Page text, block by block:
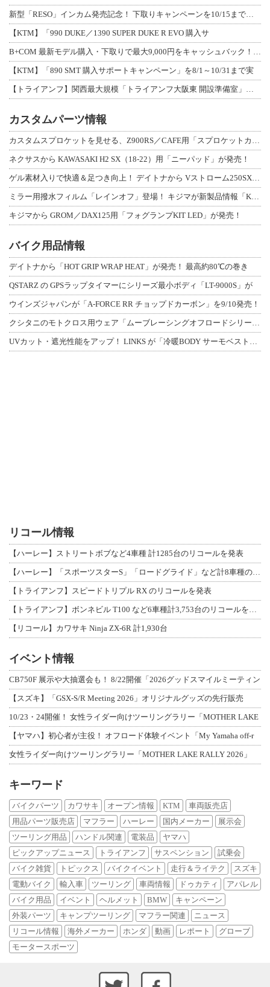
【KTM】「990 DUKE／1390 SUPER DUKE R EVO 購入サ
【KTM】「890 SMT 購入サポートキャンペーン」を8/1～10/31まで実
カスタムパーツ情報
ネクサスから KAWASAKI H2 SX（18-22）用「ニーパッド」が発売！
キジマから GROM／DAX125用「フォグランプKIT LED」が発売！
バイク用品情報
デイトナから「HOT GRIP WRAP HEAT」が発売！ 最高約80℃の巻き
QSTARZ の GPSラップタイマーにシリーズ最小ボディ「LT-9000S」が
ウインズジャパンが「A-FORCE RR チョップドカーボン」を9/10発売！
リコール情報
【ハーレー】ストリートボブなど4車種 計1285台のリコールを発表
【トライアンフ】スピードトリプル RX のリコールを発表
【リコール】カワサキ Ninja ZX-6R 計1,930台
イベント情報
CB750F 展示や大抽選会も！ 8/22開催「2026グッドスマイルミーティン
【スズキ】「GSX-S/R Meeting 2026」オリジナルグッズの先行販売
10/23・24開催！ 女性ライダー向けツーリングラリー「MOTHER LAKE
【ヤマハ】初心者が主役！ オフロード体験イベント「My Yamaha off-r
女性ライダー向けツーリングラリー「MOTHER LAKE RALLY 2026」
キーワード
バイクパーツ カワサキ オープン情報 KTM
車両販売店
用品パーツ販売店
マフラー ハーレー 国内メーカー
展示会
ツーリング用品
ハンドル関連 電装品
ヤマハ
ピックアップニュース
トライアンフ サスペンション
試乗会
バイク雑貨
トピックス バイクイベント 走行＆ライテク
スズキ
電動バイク
輸入車 ツーリング 車両情報 ドゥカティ
アパレル
バイク用品
イベント ヘルメット BMW
キャンペーン
外装パーツ
キャンプツーリング マフラー関連
ニュース
リコール情報
海外メーカー ホンダ 動画 レポート
グローブ
モータースポーツ